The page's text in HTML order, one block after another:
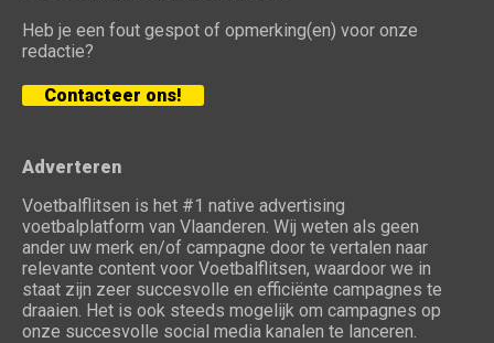
Heb je een fout gespot of opmerking(en) voor onze
redactie?
Contacteer ons!
Adverteren
Voetbalflitsen is het #1 native advertising
voetbalplatform van Vlaanderen. Wij weten als geen
ander uw merk en/of campagne door te vertalen naar
relevante content voor Voetbalflitsen, waardoor we in
staat zijn zeer succesvolle en efficiënte campagnes te
draaien. Het is ook steeds mogelijk om campagnes op
onze succesvolle social media kanalen te lanceren.